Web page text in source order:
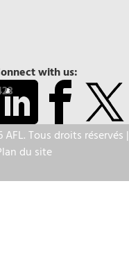
with us:
Tous droits réservés |
du site